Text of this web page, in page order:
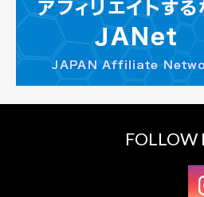
FOLLOW